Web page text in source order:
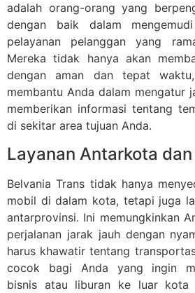
adalah orang-orang yang
dengan baik dalam
pelayanan pelanggan yang
Mereka tidak hanya akan
dengan aman dan tepat
membantu Anda dalam mengatur
memberikan informasi tentang
di sekitar area tujuan Anda.
Layanan Antarkota
Belvania Trans tidak hanya
mobil di dalam kota, tetapi juga
antarprovinsi. Ini memungkinkan
perjalanan jarak jauh dengan
harus khawatir tentang
cocok bagi Anda yang ingin
bisnis atau liburan ke luar kota